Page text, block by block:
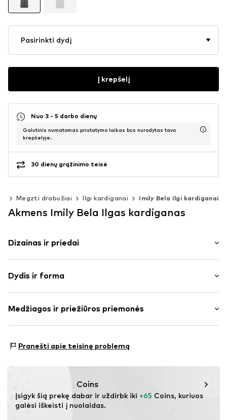
Pasirinkti dydį
Į krepšelį
Nuo 3 - 5 darbo dienų
Galutinis numatomas pristatymo laikas bus nurodytas tavo
krepšelyje.
30 dienų grąžinimo teisė
Megzti drabužiai Ilgi kardiganai Imily Bela Ilgi kardiganai
Akmens Imily Bela Ilgas kardiganas
Dizainas ir priedai
Megzti drabužiai
Tiesus apvadas
Minkšta tekstūra
Prekės Nr. IBE0310001000001
Dydis ir forma
Ilgis: Ilgas modelis
Pritaikomumas: Įprastas prigludimas
Dydžių lentelė
Medžiagos ir priežiūros priemonės
Medžiagos tipas: Stori megzti megztiniai
Pranešti apie teisinę problemą
Coins
Įsigyk šią prekę dabar ir uždirbk iki +65 Coins, kuriuos
galėsi iškeisti į nuolaidas.